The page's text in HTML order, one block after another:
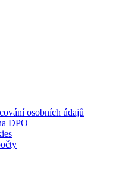
osobních údajů
DPO